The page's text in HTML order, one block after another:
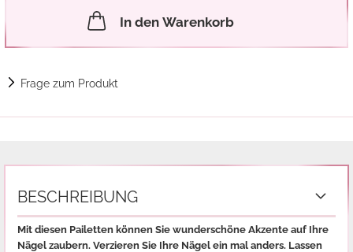
In den Warenkorb
Frage zum Produkt
BESCHREIBUNG
Mit diesen Pailetten können Sie wunderschöne Akzente auf Ihre
Nägel zaubern. Verzieren Sie Ihre Nägel ein mal anders. Lassen